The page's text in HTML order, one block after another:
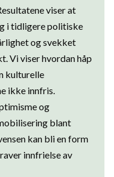
viser at
i tidligere politiske
og svekket
Vi viser hvordan håp
kulturelle
ikke innfris.
og
blant
kan bli en form
innfrielse av